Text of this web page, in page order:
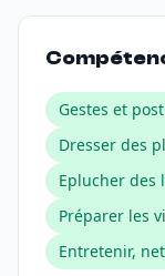
Gestes et
Dresser des
Eplucher des
Préparer les
Entretenir,